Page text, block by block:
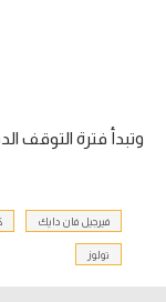
وتبدأ فترة التوقف
فيرجيل فان دايك
تولوز